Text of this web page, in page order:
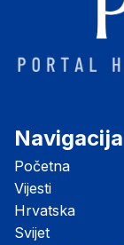
Navigacija
Početna
Vijesti
Hrvatska
Svijet